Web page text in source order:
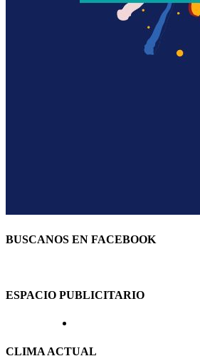
BUSCANOS EN FACEBOOK
ESPACIO PUBLICITARIO
CLIMA ACTUAL